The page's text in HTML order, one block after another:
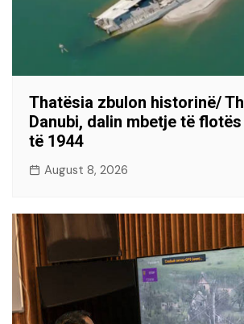
Thatësia zbulon historinë/
Danubi, dalin mbetje të
të 1944
August 8, 2026